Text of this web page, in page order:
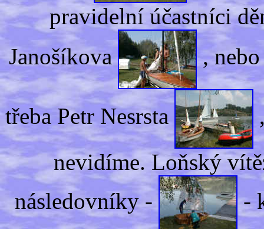
pravidelní účastníci
Janošíkova
, nebo
třeba Petr Nesrsta
nevidíme. Loňský
následovníky -
-